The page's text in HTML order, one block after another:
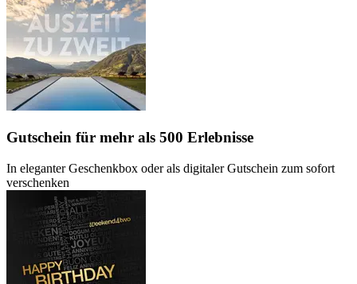
Gutschein für mehr als 500 Erlebnisse
In eleganter Geschenkbox oder als digitaler Gutschein zum sofort
verschenken